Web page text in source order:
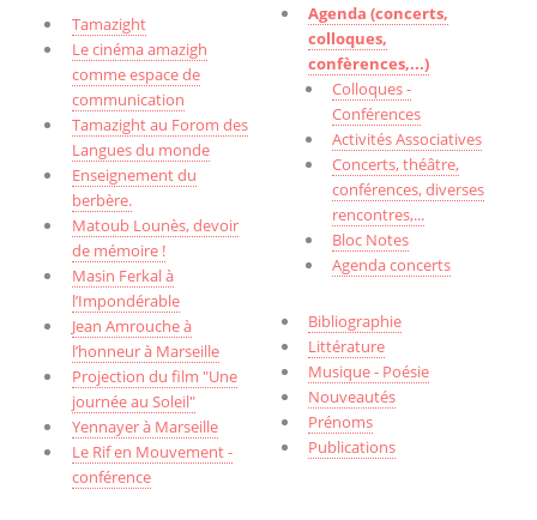
Tamazight
Le cinéma amazigh
comme espace de
communication
Tamazight au Forom des
Langues du monde
Enseignement du
berbère.
Matoub Lounès, devoir
de mémoire !
Masin Ferkal à
l’Impondérable
Jean Amrouche à
l’honneur à Marseille
Projection du film "Une
journée au Soleil"
Yennayer à Marseille
Le Rif en Mouvement -
conférence
Agenda (concerts,
colloques,
confèrences,...)
Colloques -
Conférences
Activités Associatives
Concerts, théâtre,
conférences, diverses
rencontres,...
Bloc Notes
Agenda concerts
Bibliographie
Littérature
Musique - Poésie
Nouveautés
Prénoms
Publications